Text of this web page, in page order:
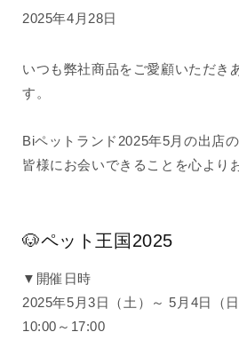
2025年4月28日
いつも弊社商品をご愛顧いただき
す。
Biペットランド2025年5月の出店の
皆様にお会いできることを心より
🐶ペット王国2025
▼開催日時
2025年5月3日（土）～ 5月4日（日
10:00～17:00